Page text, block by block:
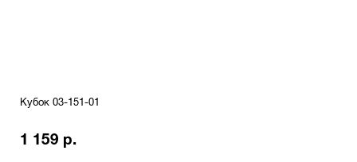
Кубок 03-151-01
1 159 р.